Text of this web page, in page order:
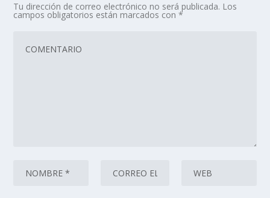
Tu dirección de correo electrónico no será publicada. Los
campos obligatorios están marcados con*